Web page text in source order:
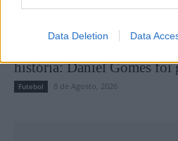
Data Deletion Data
história: Daniel Gomes foi
Futebol 8 de Agosto, 2026